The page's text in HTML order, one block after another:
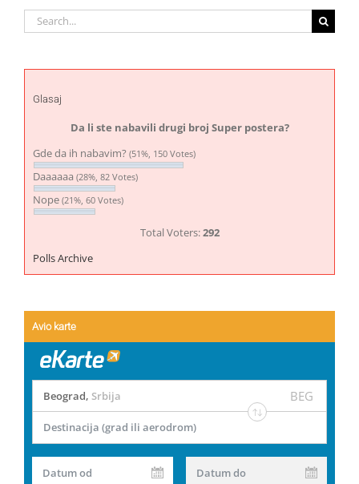
Search
for:
Glasaj
Da li ste nabavili drugi broj Super postera?
Gde da ih nabavim? (51%, 150 Votes)
Daaaaaa (28%, 82 Votes)
Nope (21%, 60 Votes)
Total Voters:292
Polls Archive
Avio karte
Beograd, Srbija BEG
Destinacija (grad ili aerodrom)
Datum od Datum do